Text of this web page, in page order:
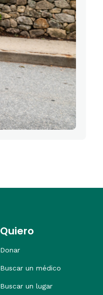
Quiero
Donar
Buscar un médico
Buscar un lugar